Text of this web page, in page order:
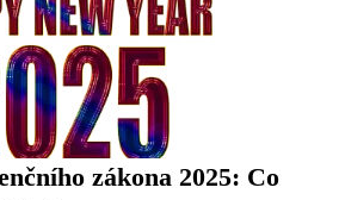
zákona 2025: Co